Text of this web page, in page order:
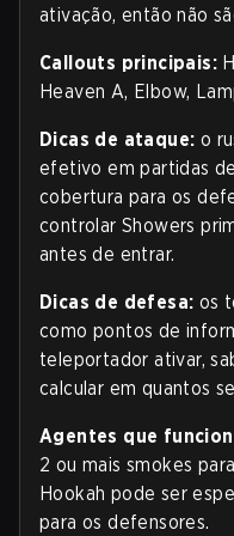
ativação, então não
Callouts principais:
Heaven A, Elbow,
Dicas de ataque: o
efetivo em partidas
cobertura para os
controlar Showers
antes de entrar.
Dicas de defesa: os
como pontos de
teleportador ativar,
calcular em quantos
Agentes que
2 ou mais smokes
Hookah pode ser
para os defensores.